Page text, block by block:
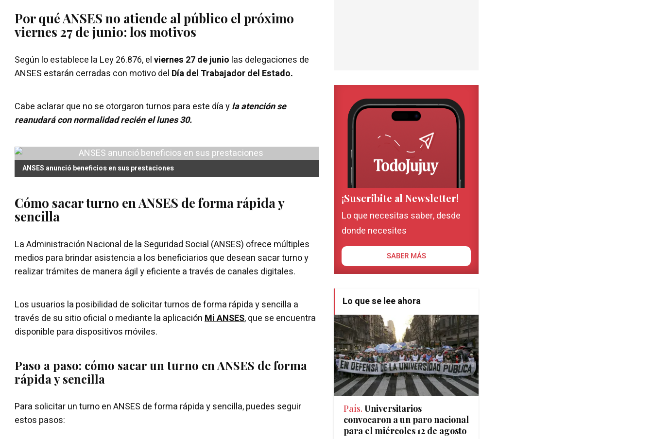
Por qué ANSES no atiende al público el próximo
viernes 27 de junio: los motivos
Según lo establece la Ley 26.876, elviernes 27 de junio las delegaciones de
ANSES estarán cerradas con motivo delDía del Trabajador del Estado.
Cabe aclarar que no se otorgaron turnos para este día yla atención se
reanudará con normalidad recién el lunes 30.
ANSES anunció beneficios en sus prestaciones
Cómo sacar turno en ANSES de forma rápida y
sencilla
La Administración Nacional de la Seguridad Social (ANSES) ofrece múltiples
medios para brindar asistencia a los beneficiarios que desean sacar turno y
realizar trámites de manera ágil y eficiente a través de canales digitales.
Los usuarios la posibilidad de solicitar turnos de forma rápida y sencilla a
través de su sitio oficial o mediante la aplicaciónMi ANSES, que se encuentra
disponible para dispositivos móviles.
Paso a paso: cómo sacar un turno en ANSES de forma
rápida y sencilla
Para solicitar un turno en ANSES de forma rápida y sencilla, puedes seguir
estos pasos:
¡Suscribite al Newsletter!
Lo que necesitas saber, desde
donde necesites
SABER MÁS
Lo que se lee ahora
País. Universitarios
convocaron a un paro nacional
para el miércoles 12 de agosto